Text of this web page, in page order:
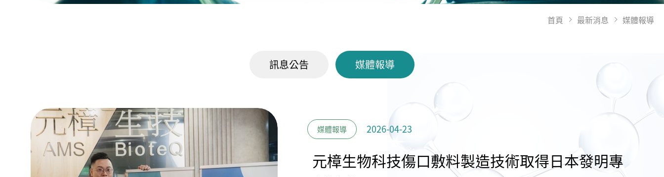
首頁 最新消息 媒體報導
訊息公告 媒體報導
媒體報導 2026-04-23
元樟生物科技傷口敷料製造技術取得日本發明專